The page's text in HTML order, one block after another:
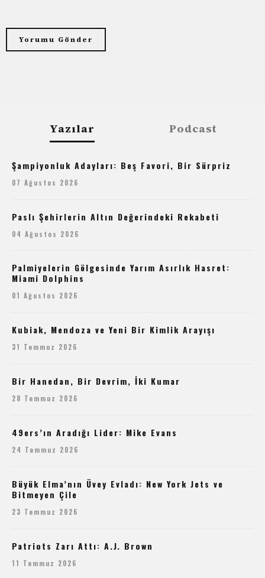
Yazılar Podcast
Şampiyonluk Adayları: Beş Favori, Bir Sürpriz
07 Ağustos 2026
Paslı Şehirlerin Altın Değerindeki Rekabeti
04 Ağustos 2026
Palmiyelerin Gölgesinde Yarım Asırlık Hasret:
Miami Dolphins
01 Ağustos 2026
Kubiak, Mendoza ve Yeni Bir Kimlik Arayışı
31 Temmuz 2026
Bir Hanedan, Bir Devrim, İki Kumar
28 Temmuz 2026
49ers’ın Aradığı Lider: Mike Evans
24 Temmuz 2026
Büyük Elma’nın Üvey Evladı: New York Jets ve
Bitmeyen Çile
23 Temmuz 2026
Patriots Zarı Attı: A.J. Brown
11 Temmuz 2026